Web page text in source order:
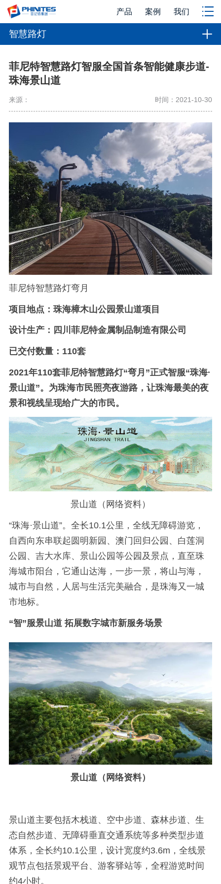
产品 案例 我们
智慧路灯
菲尼特智慧路灯智服全国首条智能健康步道-
珠海景山道
来源： 时间：2021-10-30
菲尼特智慧路灯弯月
项目地点：珠海樟木山公园景山道项目
设计生产：四川菲尼特金属制品制造有限公司
已交付数量：110套
2021年110套菲尼特智慧路灯“弯月”正式智服“珠海·
景山道”。为珠海市民照亮夜游路，让珠海最美的夜
景和视线呈现给广大的市民。
景山道（网络资料）
“珠海·景山道”。全长10.1公里，全线无障碍游览，
自西向东串联起圆明新园、澳门回归公园、白莲洞
公园、吉大水库、景山公园等公园及景点，直至珠
海城市阳台，它通山达海，一步一景，将山与海，
城市与自然，人居与生活完美融合，是珠海又一城
市地标。
“智”服景山道 拓展数字城市新服务场景
景山道（网络资料）
景山道主要包括木栈道、空中步道、森林步道、生
态自然步道、无障碍垂直交通系统等多种类型步道
体系，全长约10.1公里，设计宽度约3.6m，全线景
观节点包括景观平台、游客驿站等，全程游览时间
约4小时。